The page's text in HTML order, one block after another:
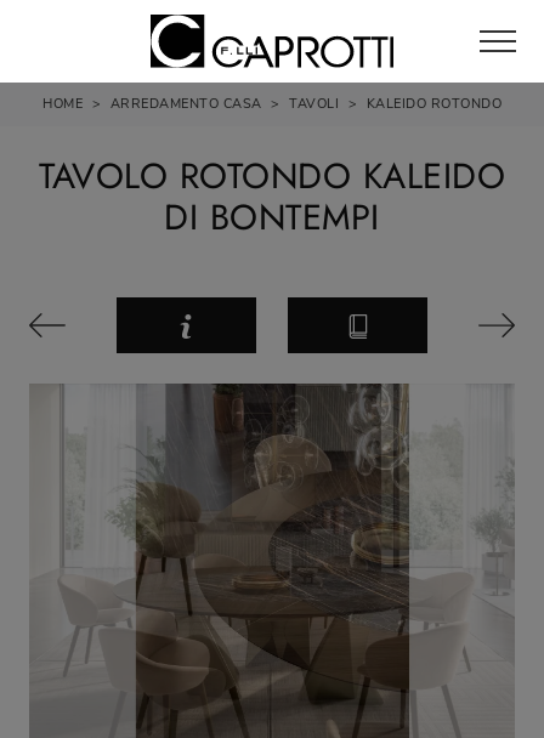
HOME > ARREDAMENTO CASA > TAVOLI > KALEIDO ROTONDO
TAVOLO ROTONDO KALEIDO
DI BONTEMPI